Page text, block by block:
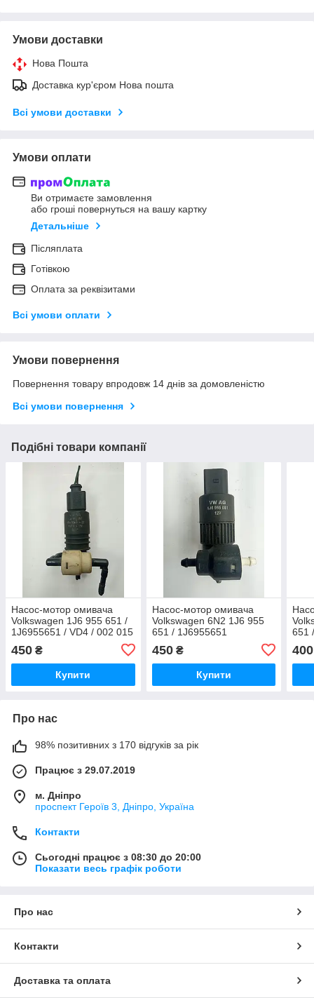
Умови доставки
Нова Пошта
Доставка кур'єром Нова пошта
Всі умови доставки
Умови оплати
Ви отримаєте замовлення
або гроші повернуться на вашу картку
Детальніше
Післяплата
Готівкою
Оплата за реквізитами
Всі умови оплати
Умови повернення
Повернення товару впродовж 14 днів за домовленістю
Всі умови повернення
Подібні товари компанії
Насос-мотор омивача
Volkswagen 1J6 955 651 /
1J6955651 / VD4 / 002 015
450 ₴
Купити
Насос-мотор омивача
Volkswagen 6N2 1J6 955
651 / 1J6955651
450₴
Купити
651
400
Про нас
98% позитивних з 170 відгуків за рік
Працює з 29.07.2019
м. Дніпро
проспект Героїв 3, Дніпро, Україна
Контакти
Сьогодні працює з 08:30 до 20:00
Показати весь графік роботи
Про нас
Контакти
Доставка та оплата